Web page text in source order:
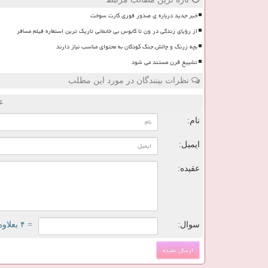
خبر جدید درباره ی صدور فوری کارت سوخت
از رؤیای زندگی در ون تا کابوس بی خانمانی تاریک ترین استعاره فیلم مسافر
بچه زرنگ و چالش جنگ کودکان به محتوای مناسب نیاز دارند
تشییع قرن مستند می شود
نظرات بینندگان در مورد این مطلب
نام:
ایمیل:
عقیده:
سوال: = ۴ بعلاوه ۱